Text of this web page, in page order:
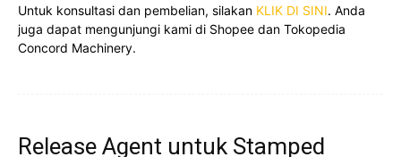
Untuk konsultasi dan pembelian, silakan KLIK DI SINI. Anda
juga dapat mengunjungi kami di Shopee dan Tokopedia
Concord Machinery.
Release Agent untuk Stamped